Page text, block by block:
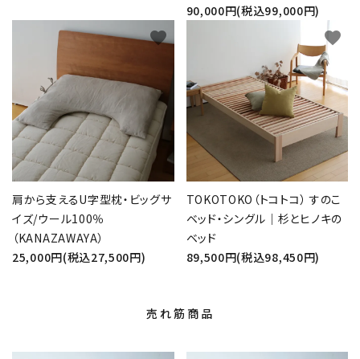
90,000円(税込99,000円)
肩から支えるU字型枕・ビッグサ
イズ/ウール100％
（KANAZAWAYA）
25,000円(税込27,500円)
favorite
TOKOTOKO（トコトコ） すのこ
ベッド・シングル｜杉とヒノキの
ベッド
89,500円(税込98,450円)
favorite
売れ筋商品